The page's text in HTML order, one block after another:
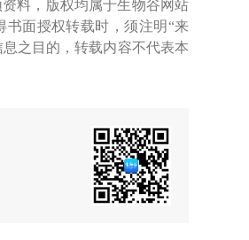
料，版权均属于生物谷网站
书面授权转载时，须注明“来
之目的，转载内容不代表本